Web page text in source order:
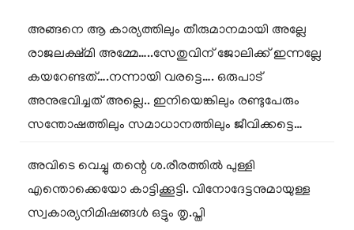
അങ്ങനെ ആ കാര്യത്തിലും തീരുമാനമായി അല്ലേ
രാജലക്ഷ്മി അമ്മേ…..സേതുവിന് ജോലിക്ക് ഇന്നല്ലേ
കയറേണ്ടത്….നന്നായി വരട്ടെ…. ഒരുപാട്
അനുഭവിച്ചത് അല്ലെ.. ഇനിയെങ്കിലും രണ്ടുപേരും
സന്തോഷത്തിലും സമാധാനത്തിലും ജീവിക്കട്ടെ…
അവിടെ വെച്ചു തന്റെ ശ.രീരത്തിൽ പുള്ളി
എന്തൊക്കെയോ കാട്ടിക്കൂട്ടി. വിനോദേട്ടനുമായുള്ള
സ്വകാര്യനിമിഷങ്ങൾ ഒട്ടും തൃ.പ്തി